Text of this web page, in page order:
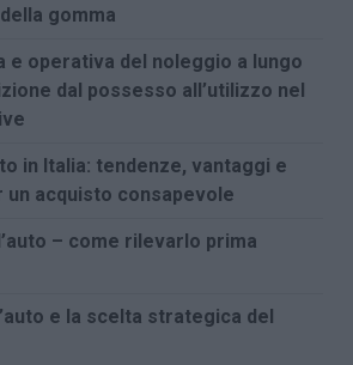
gomma
e operativa del noleggio a lungo
dal possesso all’utilizzo nel
in Italia: tendenze, vantaggi e
acquisto consapevole
– come rilevarlo prima
e la scelta strategica del